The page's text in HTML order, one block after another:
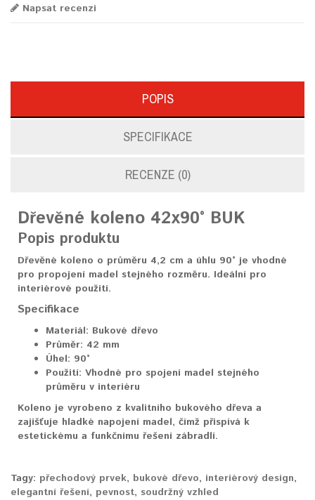
Napsat recenzi
POPIS
SPECIFIKACE
RECENZE (0)
Dřevěné koleno 42x90° BUK
Popis produktu
Dřevěné koleno o průměru 4,2 cm a úhlu 90° je vhodné
pro propojení madel stejného rozměru. Ideální pro
interiérové použití.
Specifikace
Materiál: Bukové dřevo
Průměr: 42 mm
Úhel: 90°
Použití: Vhodné pro spojení madel stejného
průměru v interiéru
Koleno je vyrobeno z kvalitního bukového dřeva a
zajišťuje hladké napojení madel, čímž přispívá k
estetickému a funkčnímu řešení zábradlí.
Tagy: přechodový prvek, bukové dřevo, interiérový design,
elegantní řešení, pevnost, soudržný vzhled